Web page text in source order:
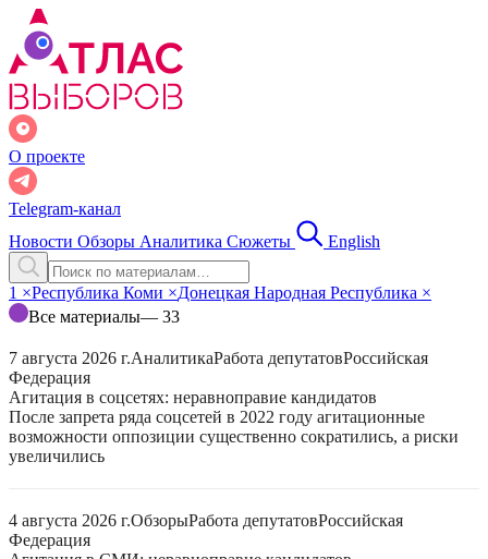
О проекте
Telegram-канал
Новости Обзоры Аналитика Сюжеты English
1 ×Республика Коми ×Донецкая Народная Республика ×
Все материалы— 33
7 августа 2026 г.АналитикаРабота депутатовРоссийская
Федерация
Агитация в соцсетях: неравноправие кандидатов
После запрета ряда соцсетей в 2022 году агитационные
возможности оппозиции существенно сократились, а риски
увеличились
4 августа 2026 г.ОбзорыРабота депутатовРоссийская
Федерация